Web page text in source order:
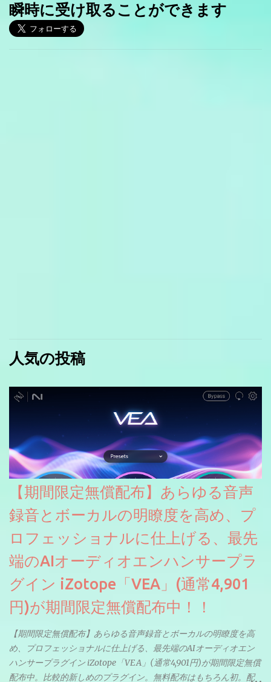
瞬時に受け取ることができます
人気の投稿
【期間限定無償配布】あらゆる音声
録音とボーカルの明瞭度を高め、プ
ロフェッショナルに仕上げる、最先
端のAIオーディオエンハンサープラ
グイン iZotope「VEA」(通常4,901
円)が期間限定無償配布中！！
【期間限定無償配布】あらゆる音声録音とボーカルの明瞭度を高
め、プロフェッショナルに仕上げる、最先端のAIオーディオエン
ハンサープラグイン iZotope「VEA」(通常4,901円)が期間限定無償
配布中。比較的新しめのプラグイン。無料配布はもちろん初。配